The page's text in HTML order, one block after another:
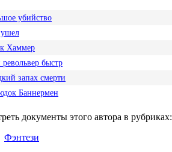
убийство
Хаммер
быстр
запах смерти
Баннермен
документы этого автора в рубриках:
Фэнтези